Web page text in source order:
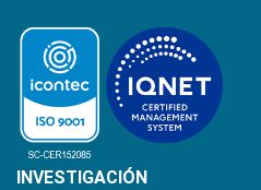
INVESTIGACIÓN